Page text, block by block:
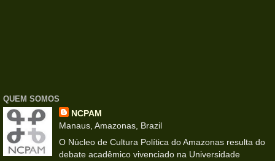
QUEM SOMOS
NCPAM
Manaus, Amazonas, Brazil
O Núcleo de Cultura Política do Amazonas resulta do
debate acadêmico vivenciado na Universidade